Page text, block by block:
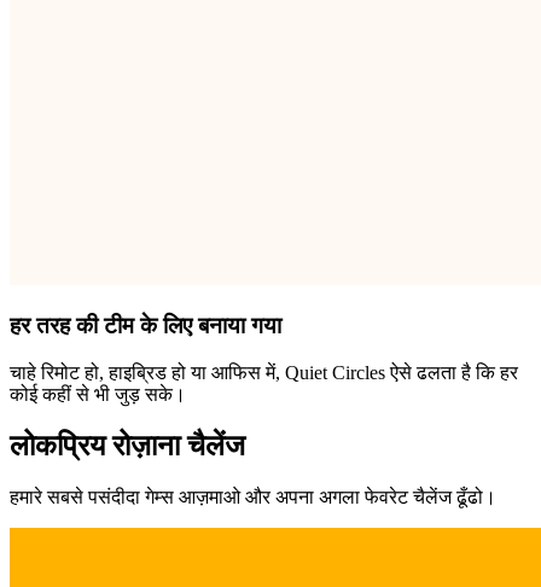
हर तरह की टीम के लिए बनाया गया
चाहे रिमोट हो, हाइब्रिड हो या आफिस में, Quiet Circles ऐसे ढलता है कि हर
कोई कहीं से भी जुड़ सके।
लोकप्रिय रोज़ाना चैलेंज
हमारे सबसे पसंदीदा गेम्स आज़माओ और अपना अगला फेवरेट चैलेंज ढूँढो।